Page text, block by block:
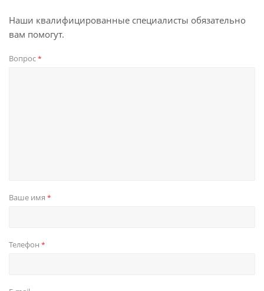
Наши квалифицированные специалисты обязательно
вам помогут.
Вопрос*
Ваше имя *
Телефон *